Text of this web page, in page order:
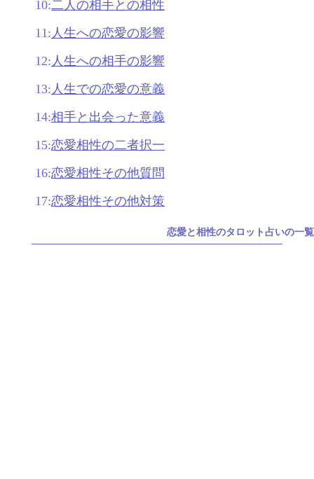
10:二人の相手との相性
11: 人生への恋愛の影響
12: 人生への相手の影響
13: 人生での恋愛の意義
14:相手と出会った意義
15:恋愛相性の二者択一
16:恋愛相性その他質問
17:恋愛相性その他対策
恋愛と相性のタロット占いの一覧